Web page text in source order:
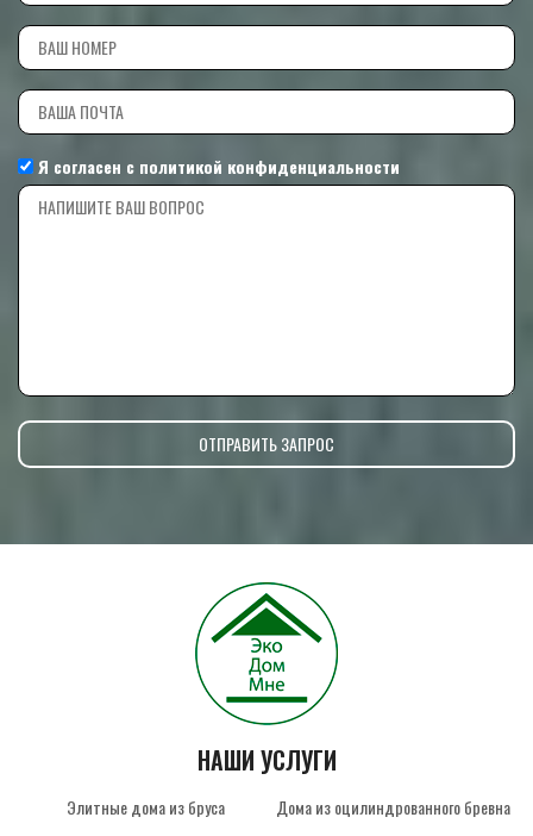
Я согласен с политикой конфиденциальности
НАШИ УСЛУГИ
Элитные дома из бруса
Дома из оцилиндрованного бревна